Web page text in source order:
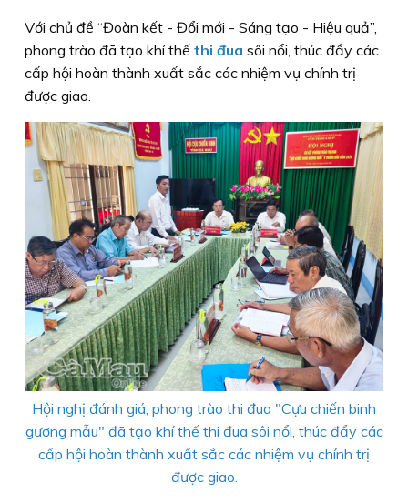
Với chủ đề “Đoàn kết - Đổi mới - Sáng tạo - Hiệu quả”,
phong trào đã tạo khí thế thi đua sôi nổi, thúc đẩy các
cấp hội hoàn thành xuất sắc các nhiệm vụ chính trị
được giao.
Hội nghị đánh giá, phong trào thi đua "Cựu chiến binh
gương mẫu" đã tạo khí thế thi đua sôi nổi, thúc đẩy các
cấp hội hoàn thành xuất sắc các nhiệm vụ chính trị
được giao.